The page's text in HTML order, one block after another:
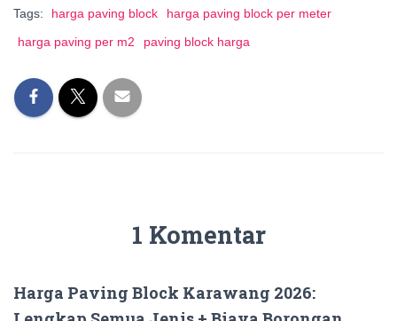
Tags: harga paving block
harga paving block per meter
harga paving per m2
paving block harga
1 Komentar
Harga Paving Block Karawang 2026: